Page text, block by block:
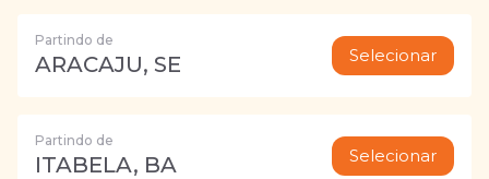
Partindo de
ARACAJU, SE Selecionar
Partindo de
ITABELA, BA Selecionar